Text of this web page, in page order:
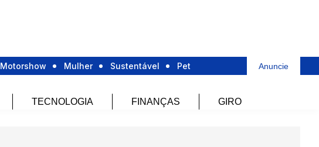
Motorshow Mulher Sustentável Pet Anuncie
TECNOLOGIA FINANÇAS GIRO